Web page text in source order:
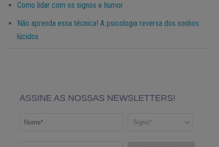
Como lidar com os signos e humor
Não aprenda essa técnica! A psicologia reversa dos sonhos
lúcidos